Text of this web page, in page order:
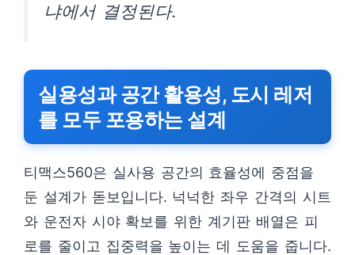
냐에서 결정된다.
실용성과 공간 활용성, 도시 레저
를 모두 포용하는 설계
티맥스560은 실사용 공간의 효율성에 중점을
둔 설계가 돋보입니다. 넉넉한 좌우 간격의 시트
와 운전자 시야 확보를 위한 계기판 배열은 피
로를 줄이고 집중력을 높이는 데 도움을 줍니다.